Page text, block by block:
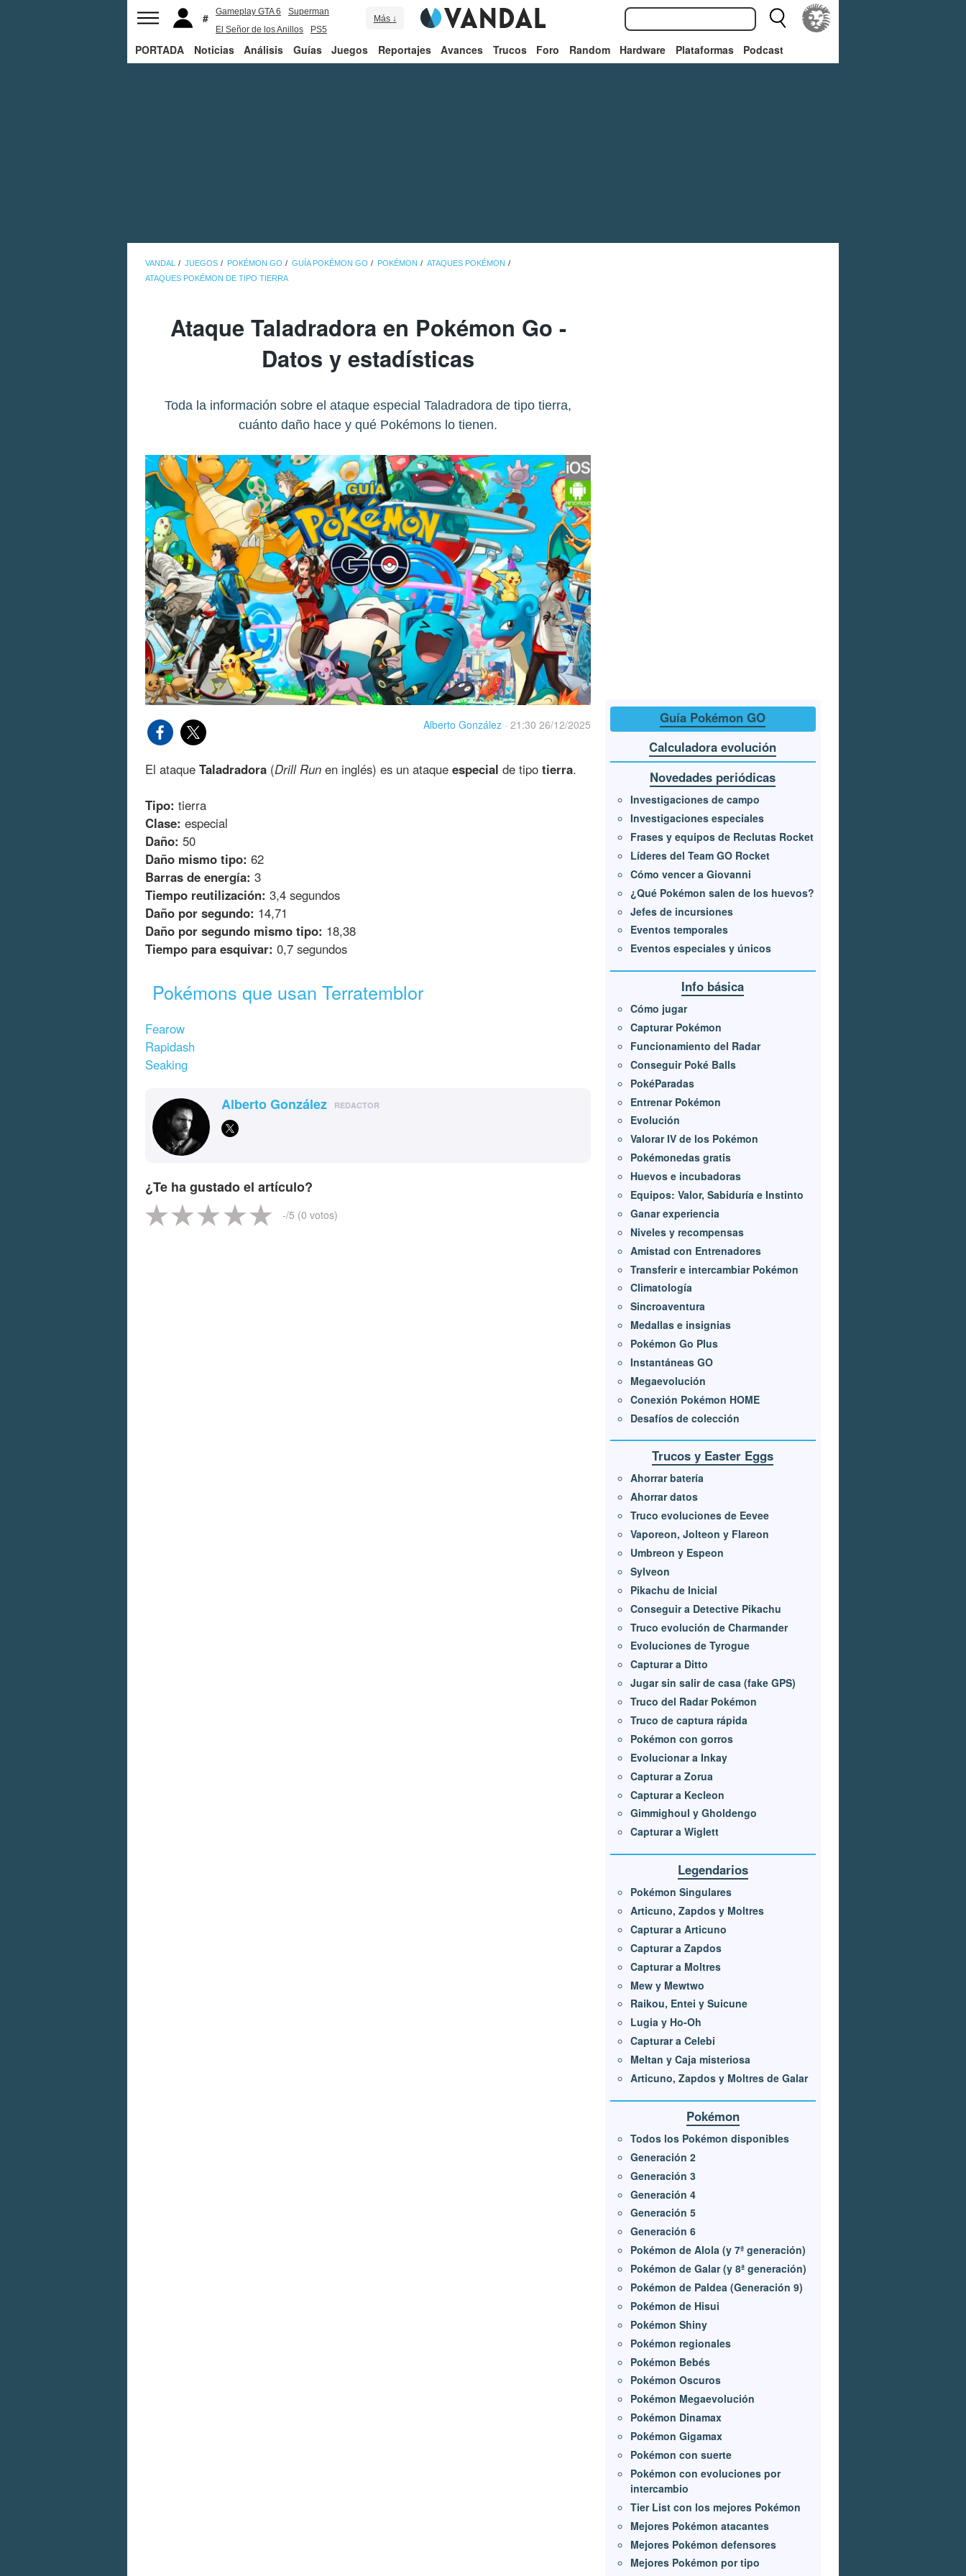
Gameplay GTA 6
Superman
El Señor de los Anillos
PS5
Más ↓
PORTADA Noticias Análisis Guías Juegos Reportajes Avances Trucos Foro Random Hardware Plataformas Podcast
VANDAL JUEGOS POKÉMON GO GUÍA POKÉMON GO POKÉMON
ATAQUES POKÉMON
ATAQUES POKÉMON DE TIPO TIERRA
Ataque Taladradora en Pokémon Go -
Datos y estadísticas
Toda la información sobre el ataque especial Taladradora de tipo tierra,
cuánto daño hace y qué Pokémons lo tienen.
Alberto González · 21:30 26/12/2025
El ataque Taladradora (Drill Run en inglés) es un ataque especial de tipo tierra.
Tipo: tierra
Clase: especial
Daño: 50
Daño mismo tipo: 62
Barras de energía: 3
Tiempo reutilización: 3,4 segundos
Daño por segundo: 14,71
Daño por segundo mismo tipo: 18,38
Tiempo para esquivar: 0,7 segundos
Pokémons que usan Terratemblor
Fearow
Rapidash
Seaking
Alberto González REDACTOR
¿Te ha gustado el artículo?
-/5 (0 votos)
Guía Pokémon GO
Calculadora evolución
Novedades periódicas
Investigaciones de campo
Investigaciones especiales
Frases y equipos de Reclutas Rocket
Líderes del Team GO Rocket
Cómo vencer a Giovanni
¿Qué Pokémon salen de los huevos?
Jefes de incursiones
Eventos temporales
Eventos especiales y únicos
Info básica
Cómo jugar
Capturar Pokémon
Funcionamiento del Radar
Conseguir Poké Balls
PokéParadas
Entrenar Pokémon
Evolución
Valorar IV de los Pokémon
Pokémonedas gratis
Huevos e incubadoras
Equipos: Valor, Sabiduría e Instinto
Ganar experiencia
Niveles y recompensas
Amistad con Entrenadores
Transferir e intercambiar Pokémon
Climatología
Sincroaventura
Medallas e insignias
Pokémon Go Plus
Instantáneas GO
Megaevolución
Conexión Pokémon HOME
Desafíos de colección
Trucos y Easter Eggs
Ahorrar batería
Ahorrar datos
Truco evoluciones de Eevee
Vaporeon, Jolteon y Flareon
Umbreon y Espeon
Sylveon
Pikachu de Inicial
Conseguir a Detective Pikachu
Truco evolución de Charmander
Evoluciones de Tyrogue
Capturar a Ditto
Jugar sin salir de casa (fake GPS)
Truco del Radar Pokémon
Truco de captura rápida
Pokémon con gorros
Evolucionar a Inkay
Capturar a Zorua
Capturar a Kecleon
Gimmighoul y Gholdengo
Capturar a Wiglett
Legendarios
Pokémon Singulares
Articuno, Zapdos y Moltres
Capturar a Articuno
Capturar a Zapdos
Capturar a Moltres
Mew y Mewtwo
Raikou, Entei y Suicune
Lugia y Ho-Oh
Capturar a Celebi
Meltan y Caja misteriosa
Articuno, Zapdos y Moltres de Galar
Pokémon
Todos los Pokémon disponibles
Generación 2
Generación 3
Generación 4
Generación 5
Generación 6
Pokémon de Alola (y 7ª generación)
Pokémon de Galar (y 8ª generación)
Pokémon de Paldea (Generación 9)
Pokémon de Hisui
Pokémon Shiny
Pokémon regionales
Pokémon Bebés
Pokémon Oscuros
Pokémon Megaevolución
Pokémon Dinamax
Pokémon Gigamax
Pokémon con suerte
Pokémon con evoluciones por
intercambio
Tier List con los mejores Pokémon
Mejores Pokémon atacantes
Mejores Pokémon defensores
Mejores Pokémon por tipo